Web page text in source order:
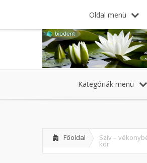
Oldal menü
Kategóriák menü
Főoldal Szív –
kör